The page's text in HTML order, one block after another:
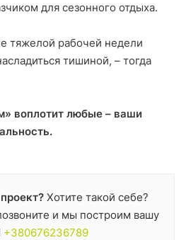
для сезонного отдыха.
тяжелой рабочей недели
тишиной, – тогда
воплотит любые – ваши
Хотите такой себе?
и мы построим вашу
+380676236789